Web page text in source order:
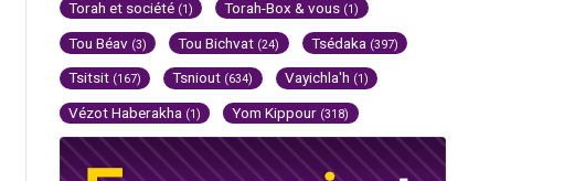
Torah et société (1) Torah-Box & vous (1)
Tou Béav (3) Tou Bichvat (24) Tsédaka (397)
Tsitsit (167) Tsniout (634) Vayichla'h (1)
Vézot Haberakha (1) Yom Kippour (318)